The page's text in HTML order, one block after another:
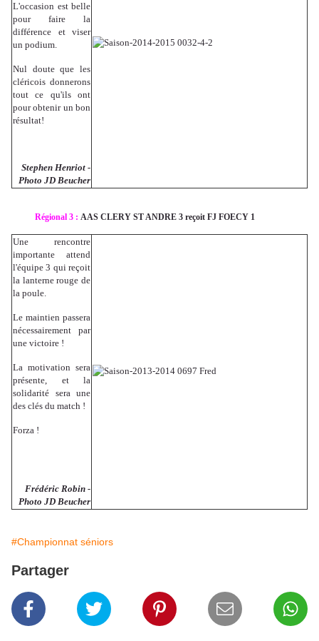
L'occasion est belle
pour faire la
différence et viser
un podium.
Nul doute que les
cléricois donnerons
tout ce qu'ils ont
pour obtenir un bon
résultat!
Stephen Henriot -
Photo JD Beucher
Régional 3 : AAS CLERY ST ANDRE 3 reçoit FJ FOECY 1
Une rencontre
importante attend
l'équipe 3 qui reçoit
la lanterne rouge de
la poule.
Le maintien passera
nécessairement par
une victoire !
La motivation sera
présente, et la
solidarité sera une
des clés du match !
Forza !
Frédéric Robin -
Photo JD Beucher
#Championnat séniors
Partager